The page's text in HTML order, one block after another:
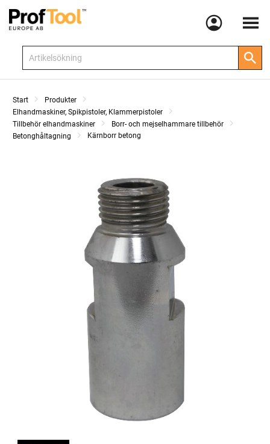
Meny
Start
Produkter
Elhandmaskiner, Spikpistoler, Klammerpistoler
Tillbehör elhandmaskiner
Borr- och mejselhammare tillbehör
Betonghåltagning
Kärnborr betong